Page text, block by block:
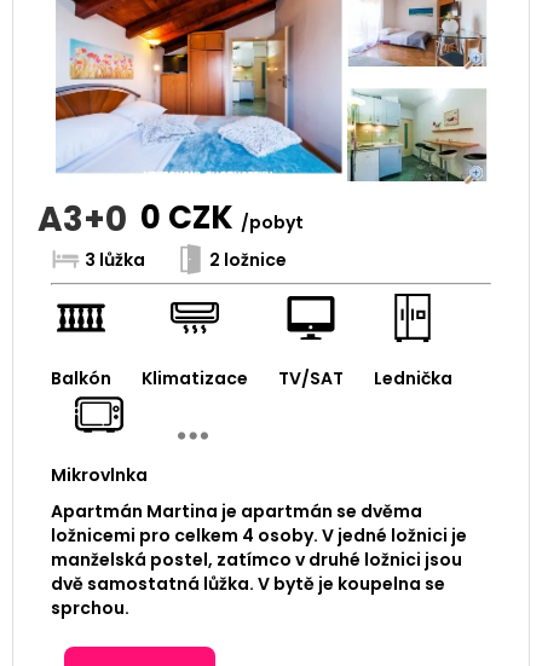
A3+0 0 CZK /pobyt
3 lůžka
2 ložnice
Balkón Klimatizace TV/SAT Lednička
Mikrovlnka
Apartmán Martina je apartmán se dvěma
ložnicemi pro celkem 4 osoby. V jedné ložnici je
manželská postel, zatímco v druhé ložnici jsou
dvě samostatná lůžka. V bytě je koupelna se
sprchou.